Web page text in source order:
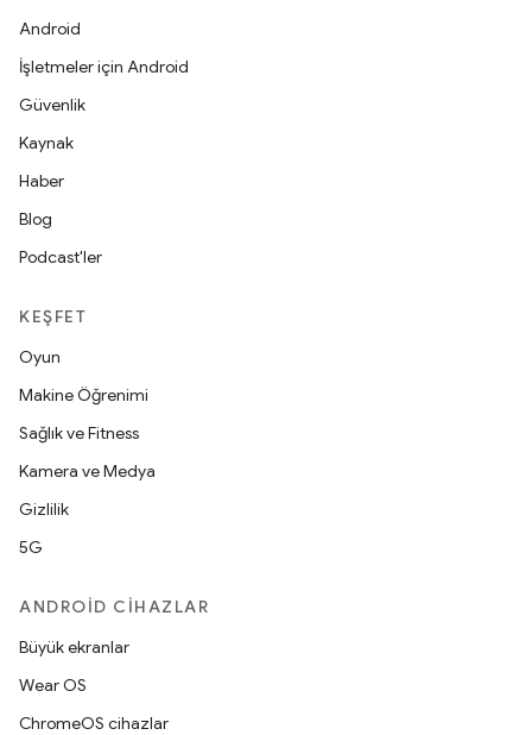
Android
İşletmeler için Android
Güvenlik
Kaynak
Haber
Blog
Podcast'ler
KEŞFET
Oyun
Makine Öğrenimi
Sağlık ve Fitness
Kamera ve Medya
Gizlilik
5G
ANDROID CIHAZLAR
Büyük ekranlar
Wear OS
ChromeOS cihazlar